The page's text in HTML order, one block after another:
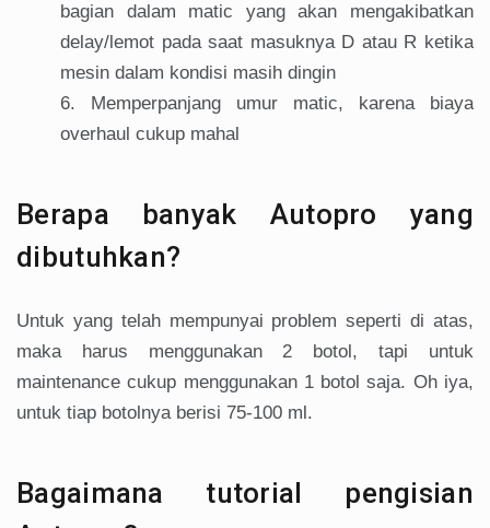
bagian dalam matic yang akan mengakibatkan
delay/lemot pada saat masuknya D atau R ketika
mesin dalam kondisi masih dingin
Memperpanjang umur matic, karena biaya
overhaul cukup mahal
Berapa banyak Autopro yang
dibutuhkan?
Untuk yang telah mempunyai problem seperti di atas,
maka harus menggunakan 2 botol, tapi untuk
maintenance cukup menggunakan 1 botol saja. Oh iya,
untuk tiap botolnya berisi 75-100 ml.
Bagaimana tutorial pengisian